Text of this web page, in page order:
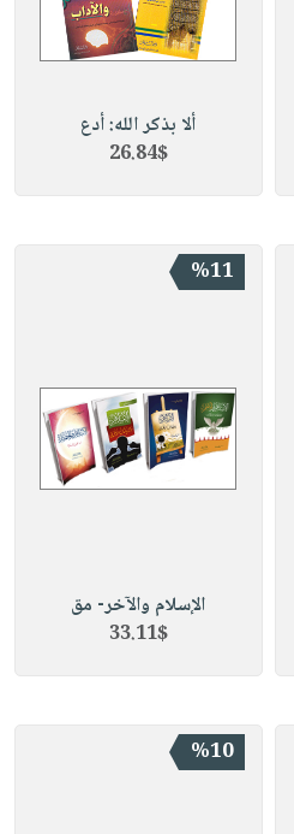
ألا بذكر الله: أدع
26.84$
%11
الإسلام والآخر- مق
33.11$
%10